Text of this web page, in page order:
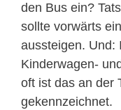
den Bus ein?
sollte vorwärts
aussteigen. Und:
Kinderwagen-
oft ist das an der
gekennzeichnet.